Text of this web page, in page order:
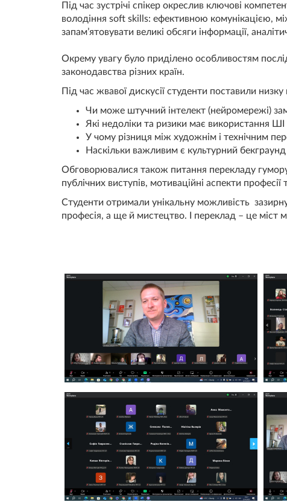
Під час зустрічі спікер окреслив ключові
володіння soft skills: ефективною комунікацією,
запам’ятовувати великі обсяги інформації,
Окрему увагу було приділено особливостям
законодавства різних країн.
Під час жвавої дискусії студенти поставили
Чи може штучний інтелект (нейромережі)
Які недоліки та ризики має використання ШІ
У чому різниця між художнім і технічним
Наскільки важливим є культурний
Обговорювалися також питання перекладу гумору
публічних виступів, мотиваційні аспекти
Студенти отримали унікальну можливість
професія, а ще й мистецтво. І переклад – це міст